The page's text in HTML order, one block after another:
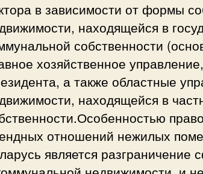
в зависимости от формы
находящейся в
собственности
хозяйственное
а также областные
находящейся в
отношений нежилых
является разграничение